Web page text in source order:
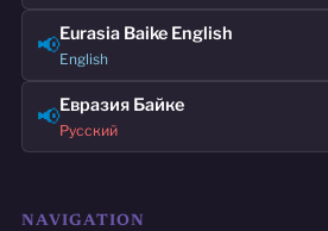
📢Eurasia Baike English
English
📢Евразия Байке
Русский
NAVIGATION